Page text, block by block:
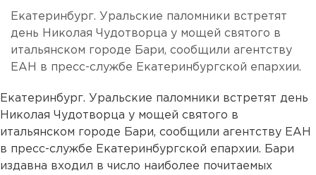
Екатеринбург. Уральские паломники встретят
день Николая Чудотворца у мощей святого в
итальянском городе Бари, сообщили агентству
ЕАН в пресс-службе Екатеринбургской епархии.
Екатеринбург. Уральские паломники встретят день
Николая Чудотворца у мощей святого в
итальянском городе Бари, сообщили агентству ЕАН
в пресс-службе Екатеринбургской епархии. Бари
издавна входил в число наиболее почитаемых